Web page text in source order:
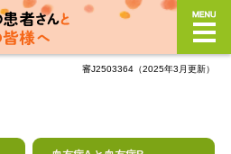
審J2503364（2025年3月更新）